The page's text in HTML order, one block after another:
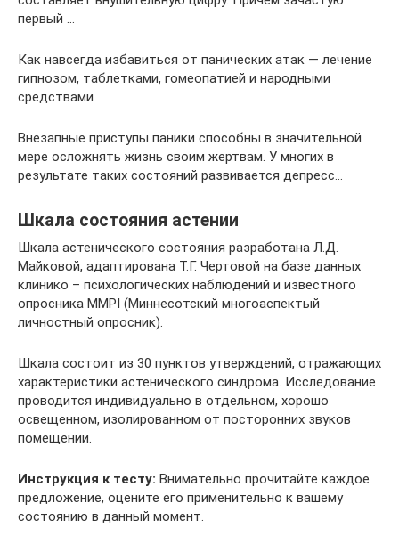
первый …
Как навсегда избавиться от панических атак — лечение
гипнозом, таблетками, гомеопатией и народными
средствами
Внезапные приступы паники способны в значительной
мере осложнять жизнь своим жертвам. У многих в
результате таких состояний развивается депресс…
Шкала состояния астении
Шкала астенического состояния разработана Л.Д.
Майковой, адаптирована Т.Г. Чертовой на базе данных
клинико – психологических наблюдений и известного
опросника MMPI (Миннесотский многоаспектый
личностный опросник).
Шкала состоит из 30 пунктов утверждений, отражающих
характеристики астенического синдрома. Исследование
проводится индивидуально в отдельном, хорошо
освещенном, изолированном от посторонних звуков
помещении.
Инструкция к тесту: Внимательно прочитайте каждое
предложение, оцените его применительно к вашему
состоянию в данный момент.